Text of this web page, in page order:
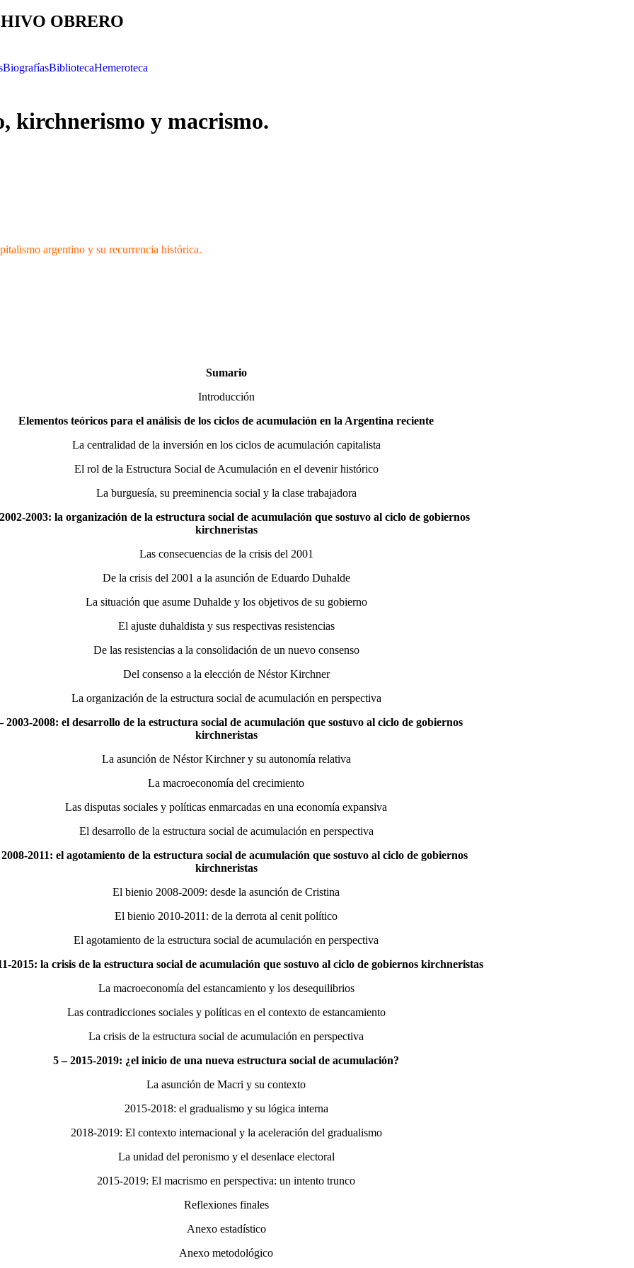
OBRERO
BiografíasBibliotecaHemeroteca
kirchnerismo y macrismo.
argentino y su recurrencia histórica.
Sumario
Introducción
Elementos teóricos para el análisis de los ciclos de acumulación en la Argentina reciente
La centralidad de la inversión en los ciclos de acumulación capitalista
El rol de la Estructura Social de Acumulación en el devenir histórico
La burguesía, su preeminencia social y la clase trabajadora
2003: la organización de la estructura social de acumulación que sostuvo al ciclo de gobiernos
kirchneristas
Las consecuencias de la crisis del 2001
De la crisis del 2001 a la asunción de Eduardo Duhalde
La situación que asume Duhalde y los objetivos de su gobierno
El ajuste duhaldista y sus respectivas resistencias
De las resistencias a la consolidación de un nuevo consenso
Del consenso a la elección de Néstor Kirchner
La organización de la estructura social de acumulación en perspectiva
2003-2008: el desarrollo de la estructura social de acumulación que sostuvo al ciclo de gobiernos
kirchneristas
La asunción de Néstor Kirchner y su autonomía relativa
La macroeconomía del crecimiento
Las disputas sociales y políticas enmarcadas en una economía expansiva
El desarrollo de la estructura social de acumulación en perspectiva
2008-2011: el agotamiento de la estructura social de acumulación que sostuvo al ciclo de gobiernos
kirchneristas
El bienio 2008-2009: desde la asunción de Cristina
El bienio 2010-2011: de la derrota al cenit político
El agotamiento de la estructura social de acumulación en perspectiva
2015: la crisis de la estructura social de acumulación que sostuvo al ciclo de gobiernos kirchneristas
La macroeconomía del estancamiento y los desequilibrios
Las contradicciones sociales y políticas en el contexto de estancamiento
La crisis de la estructura social de acumulación en perspectiva
5 – 2015-2019: ¿el inicio de una nueva estructura social de acumulación?
La asunción de Macri y su contexto
2015-2018: el gradualismo y su lógica interna
2018-2019: El contexto internacional y la aceleración del gradualismo
La unidad del peronismo y el desenlace electoral
2015-2019: El macrismo en perspectiva: un intento trunco
Reflexiones finales
Anexo estadístico
Anexo metodológico